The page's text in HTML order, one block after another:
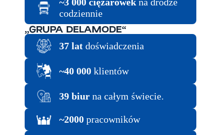
codziennie
„GRUPA DELAMODE“
37 lat doświadczenia
~40 000 klientów
39 biur na całym świecie.
~2000 pracowników